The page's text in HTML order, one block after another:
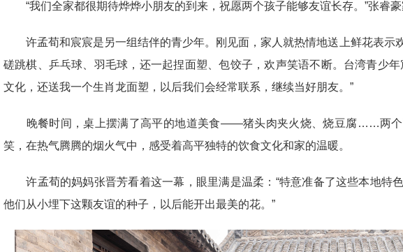
“我们全家都很期待烨烨小朋友的到来，祝愿两个孩子能够友谊长存。”张睿豪
许孟荀和宸宸是另一组结伴的青少年。刚见面，家人就热情地送上鲜花表示
磋跳棋、乒乓球、羽毛球，还一起捏面塑、包饺子，欢声笑语不断。台湾青少
文化，还送我一个生肖龙面塑，以后我们会经常联系，继续当好朋友。”
晚餐时间，桌上摆满了高平的地道美食——猪头肉夹火烧、烧豆腐……两个
笑，在热气腾腾的烟火气中，感受着高平独特的饮食文化和家的温暖。
许孟荀的妈妈张晋芳看着这一幕，眼里满是温柔：“特意准备了这些本地特
他们从小埋下这颗友谊的种子，以后能开出最美的花。”